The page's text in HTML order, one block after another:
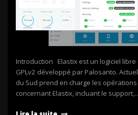
Introduction Elastix est un logiciel
GPLv2 développé par Palosanto.
du Sud prend en charge les
concernant Elastix, incluant le